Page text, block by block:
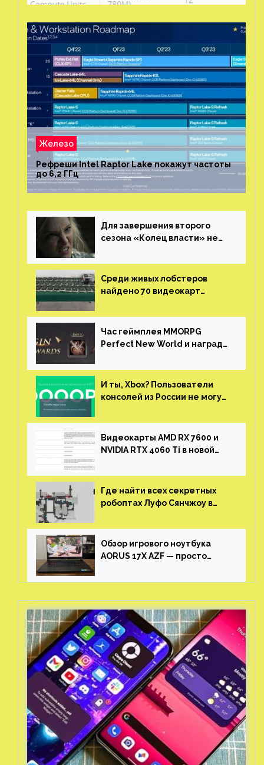
Железо
Рефреши Intel Raptor Lake покажут частоты
до 6,2 ГГц
Для завершения второго
сезона «Колец власти» не
Среди живых лобстеров
найдено 70 видеокарт
китайской таможни
Час геймплея MMORPG
Perfect New World и награды
И ты, Xbox? Пользователи
консолей из России не могут
Видеокарты AMD RX 7600 и
NVIDIA RTX 4060 Ti в новой
Где найти всех секретных
робоптах Луфо Сянчжоу в
Обзор игрового ноутбука
AORUS 17X AZF — просто